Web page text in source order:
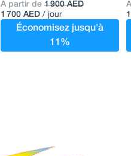
À partir de 1 900 AED
1 700 AED / jour
Économisez jusqu'à
11%